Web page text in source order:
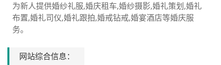
为新人提供婚纱礼服,婚庆租车,婚纱摄影,婚礼策划,婚礼
布置,婚礼司仪,婚礼跟拍,婚戒钻戒,婚宴酒店等婚庆服
务。
网站综合信息：